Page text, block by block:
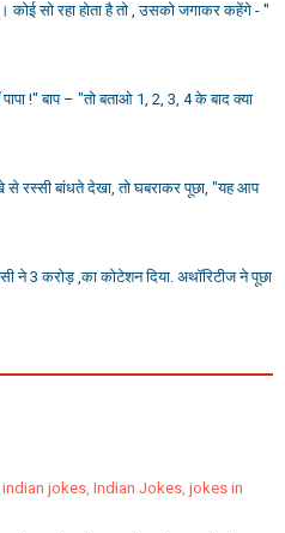
सो रहा होता है तो , उसको जगाकर कहेंगे - ''
!" बाप – "तो बताओ 1, 2, 3, 4 के बाद क्या
से रस्सी बांधते देखा, तो घबराकर पूछा, "यह आप
ने 3 करोड़ ,का कोटेशन दिया. अथॉरिटीज ने पूछा
jokes Indian Jokes jokes in